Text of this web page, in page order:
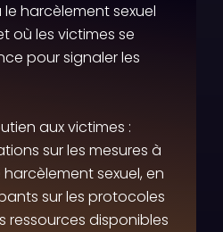
harcèlement sexuel
où les victimes se
pour signaler les
aux victimes :
sur les mesures à
sexuel, en
sur les protocoles
ressources disponibles